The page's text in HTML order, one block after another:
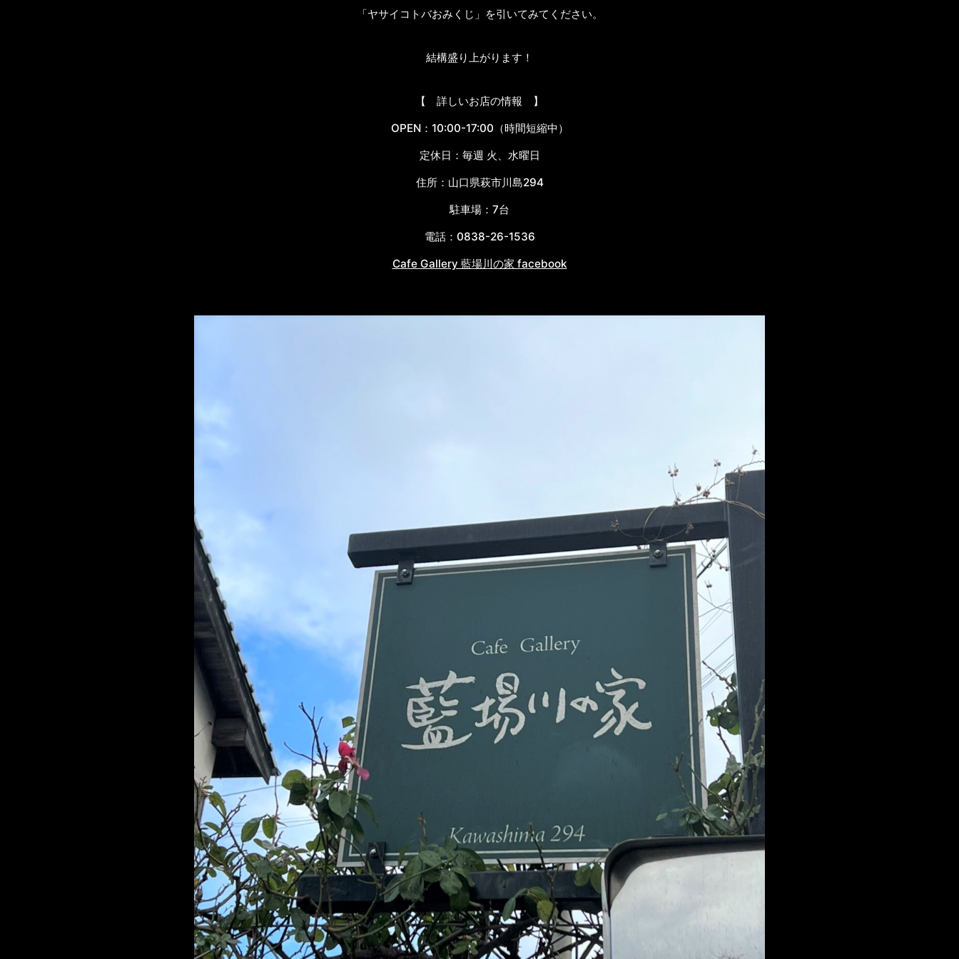
「ヤサイコトバおみくじ」を引いてみてください。
結構盛り上がります！
【 詳しいお店の情報 】
OPEN：10:00-17:00（時間短縮中）
定休日：毎週 火、水曜日
住所：山口県萩市川島294
駐車場：7台
電話：0838-26-1536
Cafe Gallery 藍場川の家 facebook